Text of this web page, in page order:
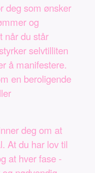
deg som ønsker
og
når du står
selvtilliten
å manifestere.
en beroligende
deg om at
At du har lov til
at hver fase -